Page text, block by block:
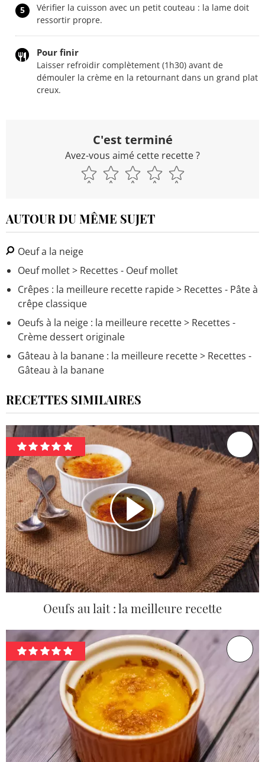
5
Vérifier la cuisson avec un petit couteau : la lame doit
ressortir propre.
Pour finir
Laisser refroidir complètement (1h30) avant de
démouler la crème en la retournant dans un grand plat
creux.
C'est terminé
Avez-vous aimé cette recette ?
AUTOUR DU MÊME SUJET
Oeuf a la neige
Oeuf mollet> Recettes - Oeuf mollet
Crêpes : la meilleure recette rapide> Recettes - Pâte à
crêpe classique
Oeufs à la neige : la meilleure recette> Recettes -
Crème dessert originale
Gâteau à la banane : la meilleure recette> Recettes -
Gâteau à la banane
RECETTES SIMILAIRES
Oeufs au lait : la meilleure recette